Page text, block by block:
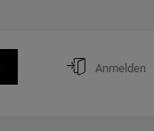
Anmelden